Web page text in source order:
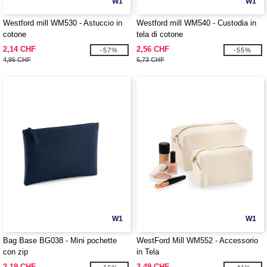
Westford mill WM530 - Astuccio in
cotone
2,14 CHF
4,95 CHF
-57%
Westford mill WM540 - Custodia in
tela di cotone
2,56 CHF
5,73 CHF
-55%
W1
Bag Base BG038 - Mini pochette
con zip
W1
WestFord Mill WM552 - Accessorio
in Tela